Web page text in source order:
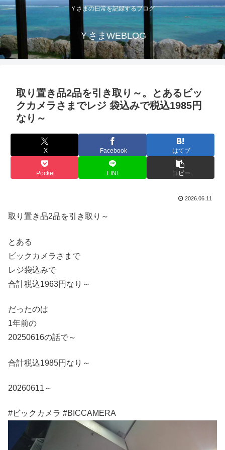
Ｙさまの日常を記録するブログ
ＹさまWEBLOG
取り置き品2品を引き取り～。とあるビッ
クカメラさまでレジ 袋込みで税込1985円
なり～
X Facebook はてブ
Pocket LINE コピー
2026.06.11
取り置き品2品を引き取り～
とある
ビックカメラさまで
レジ袋込みで
合計税込1963円なり～
だったのは
1年前の
20250616の話で～
合計税込1985円なり～
20260611～
#ビックカメラ #BICCAMERA